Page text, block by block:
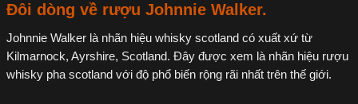
Đôi dòng về rượu Johnnie Walker.
Johnnie Walker là nhãn hiệu whisky scotland có xuất xứ từ
Kilmarnock, Ayrshire, Scotland. Đây được xem là nhãn hiệu rượu
whisky pha scotland với độ phổ biến rộng rãi nhất trên thế giới.